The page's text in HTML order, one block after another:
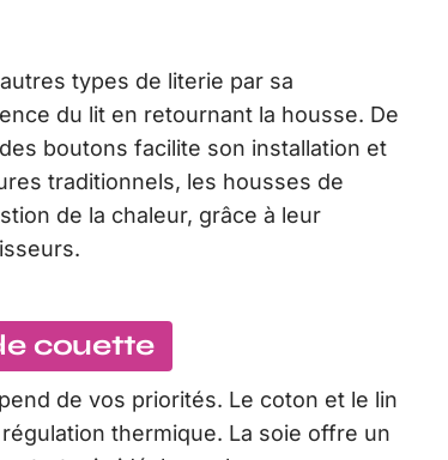
types de literie par sa
du lit en retournant la housse. De
boutons facilite son installation et
traditionnels, les housses de
de la chaleur, grâce à leur
couette
de vos priorités. Le coton et le lin
thermique. La soie offre un